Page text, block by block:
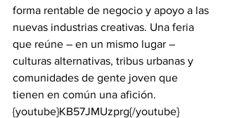
forma rentable de negocio y apoyo a las
nuevas industrias creativas. Una feria
que reúne – en un mismo lugar –
culturas alternativas, tribus urbanas y
comunidades de gente joven que
tienen en común una afición.
{youtube}KB57JMUzprg{/youtube}